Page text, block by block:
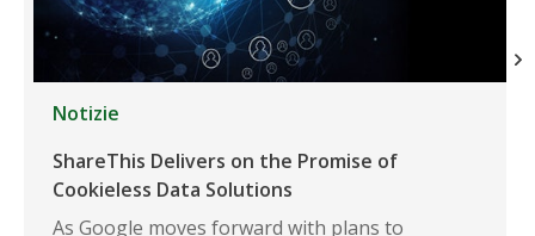
Notizie
ShareThis Delivers on the Promise of
Cookieless Data Solutions
As Google moves forward with plans to